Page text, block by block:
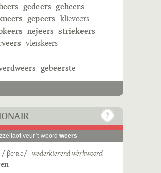
gedeers geheers
gepeers klieveers
nejeers striekeers
vleiskeers
gebeerste
veur 't woord weers
/ˈβeˑʀə/ wederkierend wèrkwoord